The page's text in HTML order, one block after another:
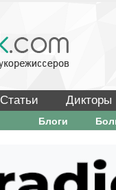
Статьи Дикторы
Блоги